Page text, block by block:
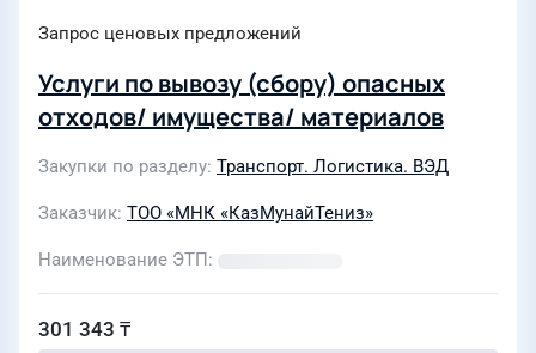
Запрос ценовых предложений
Услуги по вывозу (сбору) опасных
отходов/ имущества/ материалов
Закупки по разделу Транспорт. Логистика. ВЭД
Заказчик ТОО «МНК «КазМунайТениз»
Наименование ЭТП
301 343 ₸